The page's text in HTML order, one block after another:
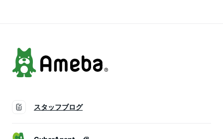
スタッフブログ